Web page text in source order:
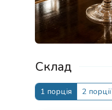
Склад
1 порція 2 порції